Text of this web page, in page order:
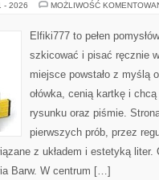
- 2026 MOŻLIWOŚĆ
Elfiki777 to pełen
szkicować i pisać ręcznie
miejsce powstało z myślą
ołówka, cenią kartkę i
rysunku oraz piśmie.
pierwszych prób, przez
z układem i estetyką liter.
Barw. W centrum […]